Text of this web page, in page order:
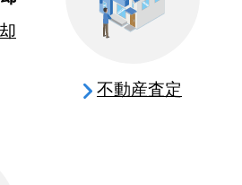
不動産査定